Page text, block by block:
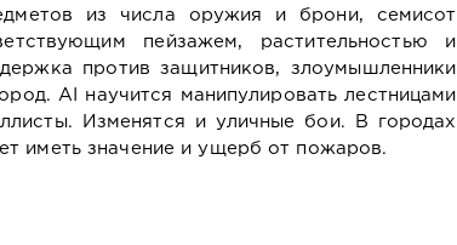
из числа оружия и брони, семисот
пейзажем, растительностью и
против защитников, злоумышленники
AI научится манипулировать лестницами
Изменятся и уличные бои. В городах
иметь значение и ущерб от пожаров.